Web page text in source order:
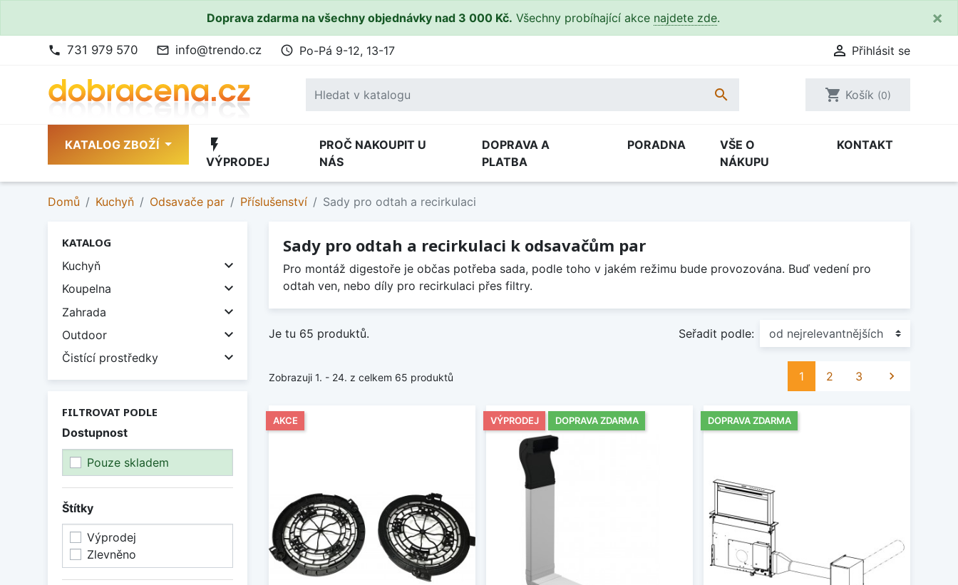
Doprava zdarma na všechny objednávky nad 3 000 Kč. Všechny probíhající akce najdete zde. ×
phone 731 979 570 mail_outline info@trendo.cz access_time Po-Pá 9-12, 13-17  Přihlásit se
 shopping_cart Košík (0)
KATALOG ZBOŽÍ flash_on
VÝPRODEJ
PROČ NAKOUPIT U
NÁS
DOPRAVA A
PLATBA
PORADNA
VŠE O
NÁKUPU
KONTAKT
Domů Kuchyň Odsavače par Příslušenství Sady pro odtah a recirkulaci
KATALOG
Kuchyň

Koupelna 
Zahrada 
Outdoor 
Čistící prostředky 
FILTROVAT PODLE
Dostupnost
Pouze skladem
Štítky
Výprodej
Zlevněno
Sady pro odtah a recirkulaci k odsavačům par
Pro montáž digestoře je občas potřeba sada, podle toho v jakém režimu bude provozována. Buď vedení pro
odtah ven, nebo díly pro recirkulaci přes filtry.
Je tu 65 produktů. Seřadit podle:
Zobrazuji 1. - 24. z celkem 65 produktů 1 2 3 Další

AKCE VÝPRODEJ DOPRAVA ZDARMA DOPRAVA ZDARMA